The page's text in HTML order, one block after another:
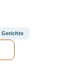
Gerichte